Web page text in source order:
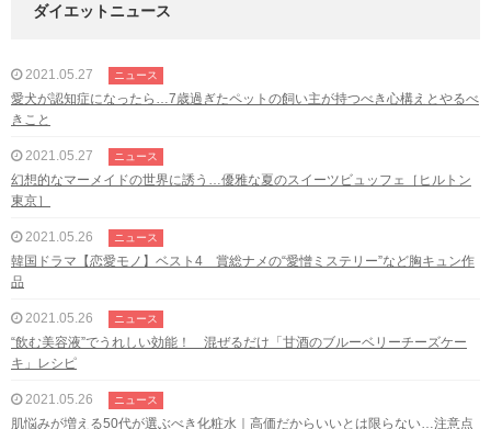
ダイエットニュース
2021.05.27 ニュース
愛犬が認知症になったら…7歳過ぎたペットの飼い主が持つべき心構えとやるべ
きこと
2021.05.27 ニュース
幻想的なマーメイドの世界に誘う…優雅な夏のスイーツビュッフェ［ヒルトン
東京］
2021.05.26 ニュース
韓国ドラマ【恋愛モノ】ベスト4 賞総ナメの“愛憎ミステリー”など胸キュン作
品
2021.05.26 ニュース
“飲む美容液”でうれしい効能！ 混ぜるだけ「甘酒のブルーベリーチーズケー
キ」レシピ
2021.05.26 ニュース
肌悩みが増える50代が選ぶべき化粧水｜高価だからいいとは限らない…注意点